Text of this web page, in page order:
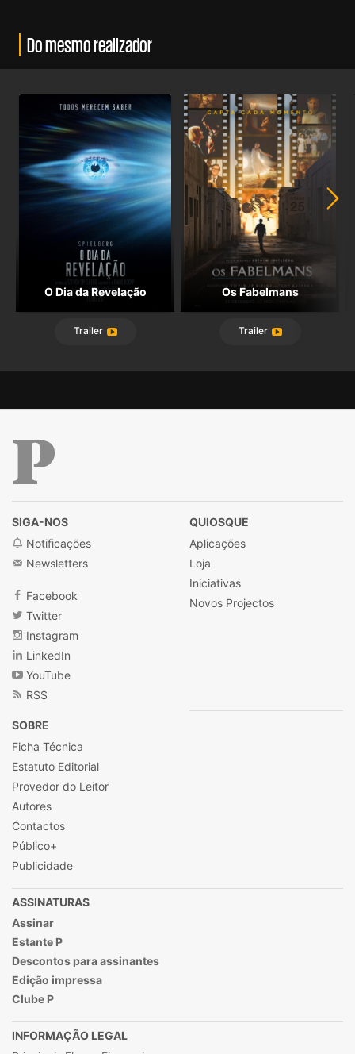
Do mesmo realizador
O Dia da Revelação
Trailer
Os Fabelmans
Trailer
SIGA-NOS
Notificações
Newsletters
Facebook
Twitter
Instagram
LinkedIn
YouTube
RSS
QUIOSQUE
Aplicações
Loja
Iniciativas
Novos Projectos
SOBRE
Ficha Técnica
Estatuto Editorial
Provedor do Leitor
Autores
Contactos
Público+
Publicidade
ASSINATURAS
Assinar
Estante P
Descontos para assinantes
Edição impressa
Clube P
INFORMAÇÃO LEGAL